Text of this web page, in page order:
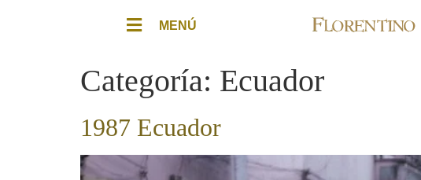
MENÚ
Categoría: Ecuador
1987 Ecuador